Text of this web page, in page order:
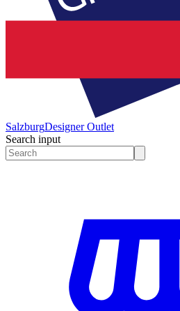
SalzburgDesigner Outlet
Search input